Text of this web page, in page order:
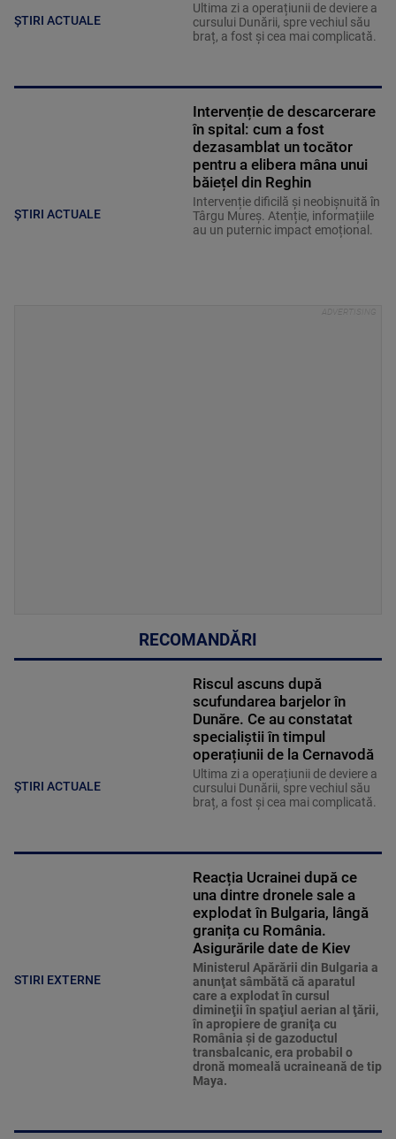
ȘTIRI ACTUALE
Ultima zi a operațiunii de deviere a
cursului Dunării, spre vechiul său
braț, a fost și cea mai complicată.
ȘTIRI ACTUALE
Intervenție de descarcerare
în spital: cum a fost
dezasamblat un tocător
pentru a elibera mâna unui
băiețel din Reghin
Intervenție dificilă și neobișnuită în
Târgu Mureș. Atenție, informațiile
au un puternic impact emoțional.
RECOMANDĂRI
ȘTIRI ACTUALE
Riscul ascuns după
scufundarea barjelor în
Dunăre. Ce au constatat
specialiștii în timpul
operațiunii de la Cernavodă
Ultima zi a operațiunii de deviere a
cursului Dunării, spre vechiul său
braț, a fost și cea mai complicată.
STIRI EXTERNE
Reacția Ucrainei după ce
una dintre dronele sale a
explodat în Bulgaria, lângă
granița cu România.
Asigurările date de Kiev
Ministerul Apărării din Bulgaria a
anunţat sâmbătă că aparatul
care a explodat în cursul
dimineţii în spaţiul aerian al ţării,
în apropiere de graniţa cu
România şi de gazoductul
transbalcanic, era probabil o
dronă momeală ucraineană de tip
Maya.